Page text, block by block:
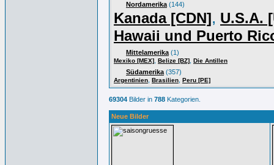
Nordamerika (144)
Kanada [CDN], U.S.A.
Hawaii und Puerto
Mittelamerika (1)
Mexiko [MEX] Belize [BZ] Die Antillen
Südamerika (357)
Argentinien Brasilien Peru [PE]
69304 Bilder in 788 Kategorien.
Neue Bilder